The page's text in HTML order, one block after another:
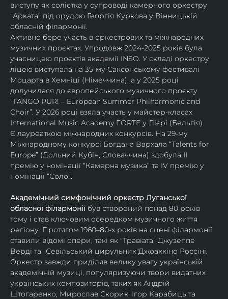
виступу як солістка у супроводі камерного оркестру
“Арката” під орудою Георгія Куркова у Вінницькій
обласній філармонії.
Активно бере участь в оркестрових та міжнародних
музичних проєктах. Упродовж 2024-2025 років була
учасницею проєктів академії INSO. У складі оркестру
ліцею виступала на 35-му Саксонському фестивалі
Моцарта в Хемніці (Німеччина), а у 2025 році
долучилася до європейського музичного проєкту
“TANGO PUR! – European Summer Philharmonic and
Choir”. У 2026 році взяла участь у майстер-класах
International Music Academy FORTE у Лієрі (Бельгія).
Є лауреаткою міжнародних конкурсів. На 29-му
Міжнародному конкурсі Богдана Вархала “Talents for
Europe” (Дольний Кубін, Словаччина) здобула ІІ
премію у номінації “Камерна музика” та IV премію у
номінації “Соло”.
Академічний симфонічний оркестр Луганської
обласної філармонії був створений понад 80 років
тому і став ключовим осередком музичного життя
регіону. Протягом 1960–80-х років на сцені філармонії
ставили відомі опери, такі як "Травіата" Джузеппе
Верді та "Севільський цирульник"Джоаккіно Россіні.
Оркестр завжди приділяв велику увагу українській
академічній музиці, популяризуючи твори видатних
українських композиторів, таких як Андрій
Штогаренко, Мирослав Скорик, Ігор Карабиць та